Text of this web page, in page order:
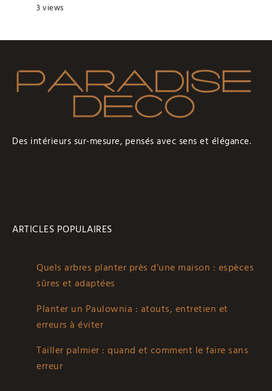
3 views
Des intérieurs sur-mesure, pensés avec sens et élégance.
ARTICLES POPULAIRES
Quels arbres planter près d’une maison : espèces
sûres et adaptées
Planter un Paulownia : atouts, entretien et
erreurs à éviter
Tailler palmier : quand et comment le faire sans
erreur